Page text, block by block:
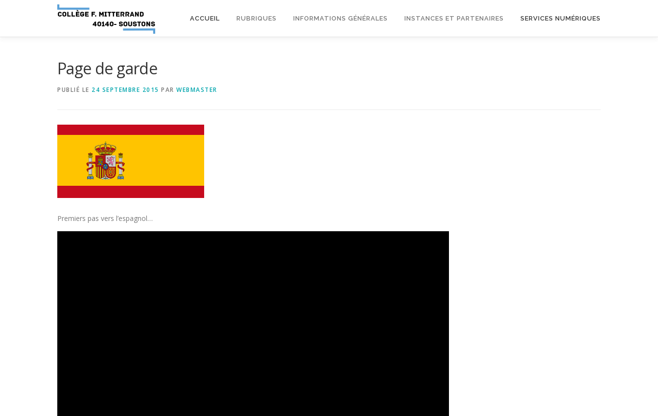
ACCUEIL RUBRIQUES INFORMATIONS GÉNÉRALES INSTANCES ET PARTENAIRES SERVICES NUMÉRIQUES
Page de garde
PUBLIÉ LE 24 SEPTEMBRE 2015 PAR WEBMASTER
Premiers pas vers l’espagnol…